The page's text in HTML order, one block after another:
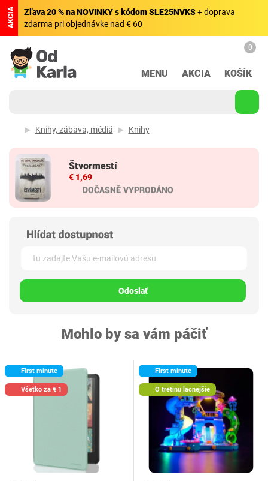
AKCIA Zľava 20 % na NOVINKY s kódom SLE25NVKS+ doprava
zdarma pri objednávke nad € 60
MENU AKCIA
0
KOŠÍK
Knihy, zábava, médiá Knihy
Štvormestí
€ 1,69
Odoslať
Mohlo by sa vám páčiť
First minute
Všetko za € 1
First minute
O tretinu lacnejšie